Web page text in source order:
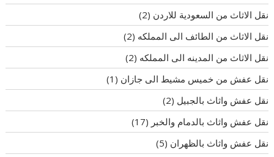
نقل الاثاث من السعودية للاردن (2)
نقل الاثاث من الطائف الى المملكه (2)
نقل الاثاث من المدينه الى المملكه (2)
نقل عفش من خميس مشيط الى جازان (1)
نقل عفش واثاث بالجبيل (2)
نقل عفش واثاث بالدمام والخبر (17)
نقل عفش واثاث بالظهران (5)